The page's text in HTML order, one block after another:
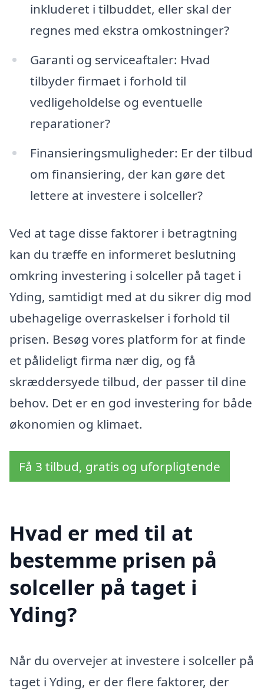
inkluderet i tilbuddet, eller skal der
regnes med ekstra omkostninger?
Garanti og serviceaftaler: Hvad
tilbyder firmaet i forhold til
vedligeholdelse og eventuelle
reparationer?
Finansieringsmuligheder: Er der tilbud
om finansiering, der kan gøre det
lettere at investere i solceller?
Ved at tage disse faktorer i betragtning
kan du træffe en informeret beslutning
omkring investering i solceller på taget i
Yding, samtidigt med at du sikrer dig mod
ubehagelige overraskelser i forhold til
prisen. Besøg vores platform for at finde
et pålideligt firma nær dig, og få
skræddersyede tilbud, der passer til dine
behov. Det er en god investering for både
økonomien og klimaet.
Få 3 tilbud, gratis og uforpligtende
Hvad er med til at
bestemme prisen på
solceller på taget i
Yding?
Når du overvejer at investere i solceller på
taget i Yding, er der flere faktorer, der